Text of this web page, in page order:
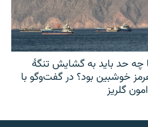
چه حد باید به گشایش تنگهٔ
خوشبین بود؟ در گفت‌وگو با
گلریز